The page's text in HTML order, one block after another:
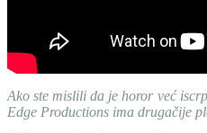
Ako ste mislili da je horor već
Edge Productions ima drugačije